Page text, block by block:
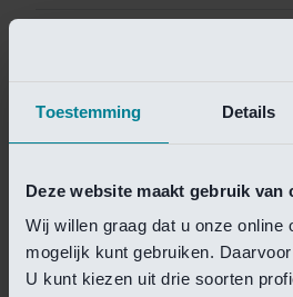
Toestemming Details
Deze website maakt gebruik van
Wij willen graag dat u onze online
mogelijk kunt gebruiken.
U kunt kiezen uit drie soorten
Helaas is deze